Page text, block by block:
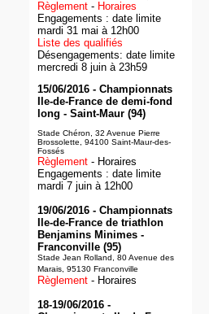
Règlement - Horaires
Engagements : date limite
mardi 31 mai à 12h00
Liste des qualifiés
Désengagements: date limite
mercredi 8 juin à 23h59
15/06/2016 - Championnats
Ile-de-France de demi-fond
long - Saint-Maur (94)
Stade Chéron, 32 Avenue Pierre
Brossolette, 94100 Saint-Maur-des-
Fossés
Règlement - Horaires
Engagements : date limite
mardi 7 juin à 12h00
19/06/2016 - Championnats
Ile-de-France de triathlon
Benjamins Minimes -
Franconville (95)
Stade Jean Rolland, 80 Avenue des
Marais, 95130 Franconville
Règlement - Horaires
18-19/06/2016 -